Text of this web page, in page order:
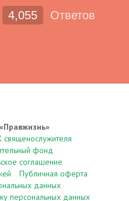
4,055
Ответов
священослужителя
фонд
соглашение
Публичная оферта
данных
персональных данных